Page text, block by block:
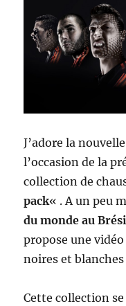
J’adore la
l’occasion de la
collection de
pack« . A un peu
du monde au
propose une
noires et
Cette collection